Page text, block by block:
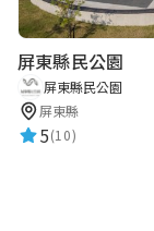
屏東縣民公園
屏東縣民公園
屏東縣
5(10)